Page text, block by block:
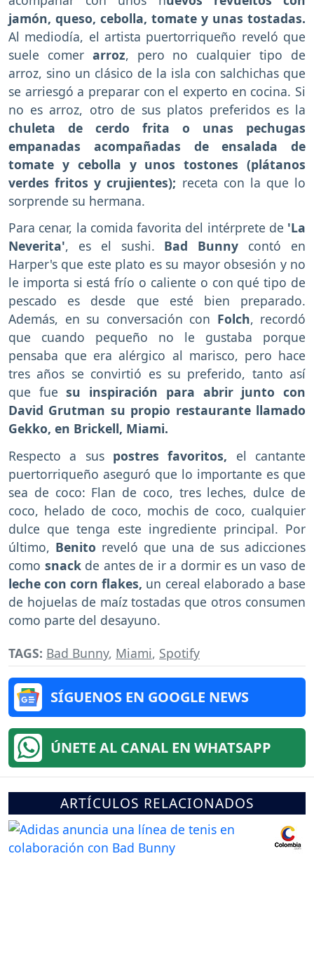
jamón, queso, cebolla, tomate y unas tostadas.
Al mediodía, el artista puertorriqueño reveló que
suele comer arroz, pero no cualquier tipo de
arroz, sino un clásico de la isla con salchichas que
se arriesgó a preparar con el experto en cocina. Si
no es arroz, otro de sus platos preferidos es la
chuleta de cerdo frita o unas pechugas
empanadas acompañadas de ensalada de
tomate y cebolla y unos tostones (plátanos
verdes fritos y crujientes); receta con la que lo
sorprende su hermana.
Para cenar, la comida favorita del intérprete de 'La
Neverita', es el sushi. Bad Bunny contó en
Harper's que este plato es su mayor obsesión y no
le importa si está frío o caliente o con qué tipo de
pescado es desde que esté bien preparado.
Además, en su conversación con Folch, recordó
que cuando pequeño no le gustaba porque
pensaba que era alérgico al marisco, pero hace
tres años se convirtió es su preferido, tanto así
que fue su inspiración para abrir junto con
David Grutman su propio restaurante llamado
Gekko, en Brickell, Miami.
Respecto a sus postres favoritos, el cantante
puertorriqueño aseguró que lo importante es que
sea de coco: Flan de coco, tres leches, dulce de
coco, helado de coco, mochis de coco, cualquier
dulce que tenga este ingrediente principal. Por
último, Benito reveló que una de sus adicciones
como snack de antes de ir a dormir es un vaso de
leche con corn flakes, un cereal elaborado a base
de hojuelas de maíz tostadas que otros consumen
como parte del desayuno.
TAGS: Bad Bunny, Miami, Spotify
SÍGUENOS EN GOOGLE NEWS
ÚNETE AL CANAL EN WHATSAPP
ARTÍCULOS RELACIONADOS